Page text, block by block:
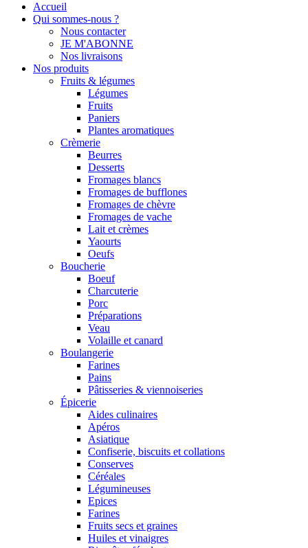
Accueil
Qui sommes-nous ?
Nous contacter
JE M'ABONNE
Nos livraisons
Nos produits
Fruits & légumes
Légumes
Fruits
Paniers
Plantes aromatiques
Crèmerie
Beurres
Desserts
Fromages blancs
Fromages de bufflones
Fromages de chèvre
Fromages de vache
Lait et crèmes
Yaourts
Oeufs
Boucherie
Boeuf
Charcuterie
Porc
Préparations
Veau
Volaille et canard
Boulangerie
Farines
Pains
Pâtisseries & viennoiseries
Épicerie
Aides culinaires
Apéros
Asiatique
Confiserie, biscuits et collations
Conserves
Céréales
Légumineuses
Epices
Farines
Fruits secs et graines
Huiles et vinaigres